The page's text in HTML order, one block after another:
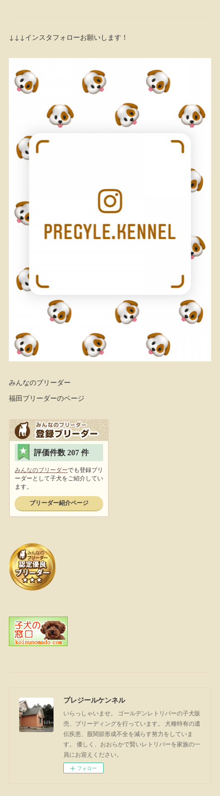
↓↓↓インスタフォローお願いします！
みんなのブリーダー
福田ブリーダーのページ
プレジールケンネル
いらっしゃいませ。 ゴールデンレトリバーの子犬販
売、ブリーディングを行っています。 犬種特有の遺
伝疾患、股関節形成不全を減らす努力をしていま
す。 優しく、おおらかで賢いレトリバーを家族の一
員にお迎えください。
フォロー